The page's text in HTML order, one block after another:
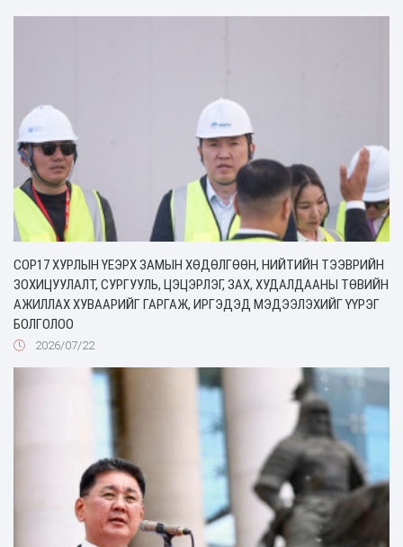
COP17 ХУРЛЫН ҮЕЭРХ ЗАМЫН ХӨДӨЛГӨӨН, НИЙТИЙН ТЭЭВРИЙН
ЗОХИЦУУЛАЛТ, СУРГУУЛЬ, ЦЭЦЭРЛЭГ, ЗАХ, ХУДАЛДААНЫ ТӨВИЙН
АЖИЛЛАХ ХУВААРИЙГ ГАРГАЖ, ИРГЭДЭД МЭДЭЭЛЭХИЙГ ҮҮРЭГ
БОЛГОЛОО
2026/07/22